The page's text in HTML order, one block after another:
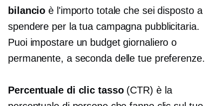
bilancio è l'importo totale che sei disposto a
spendere per la tua campagna pubblicitaria.
Puoi impostare un budget giornaliero o
permanente, a seconda delle tue preferenze.
Percentuale di clic tasso(CTR) è la